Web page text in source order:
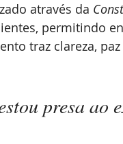
através da
permitindo
traz clareza,
presa ao